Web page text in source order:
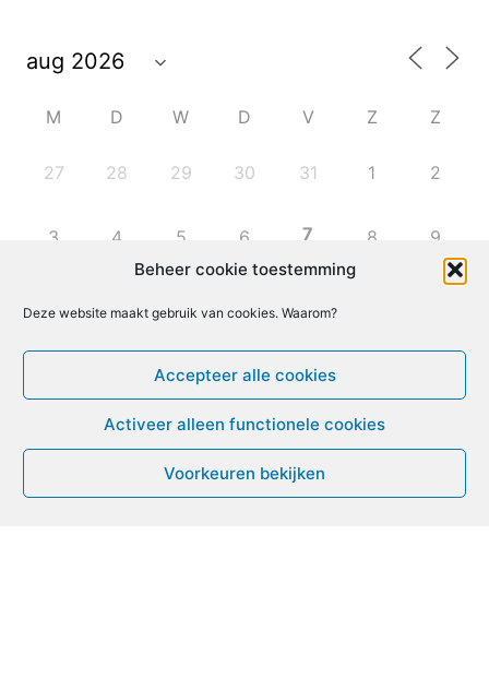
Beheer cookie toestemming
Deze website maakt gebruik van cookies. Waarom?
Accepteer alle cookies
Activeer alleen functionele cookies
Voorkeuren bekijken
M D W D V Z Z
27 28 29 30 31 1 2
3 4 5 6 7 8 9
20 21
25 26 27 28 29